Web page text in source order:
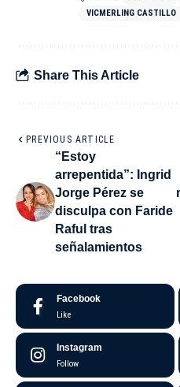
VICMERLING CASTILLO
Share This Article
PREVIOUS ARTICLE
“Estoy
arrepentida”: Ingrid
Jorge Pérez se
disculpa con Faride
Raful tras
señalamientos
Facebook
Like
Instagram
Follow